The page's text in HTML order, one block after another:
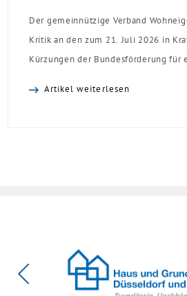
Der gemeinnützige Verband
Kritik an den zum 21. Juli 2026 in
Kürzungen der Bundesförderung für
Artikel weiterlesen